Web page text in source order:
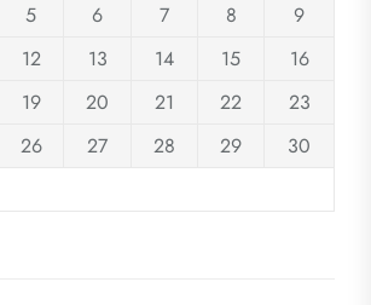
5 6 7 8
9
12 13 14 15
16
19 20 21 22
23
26 27 28 29
30